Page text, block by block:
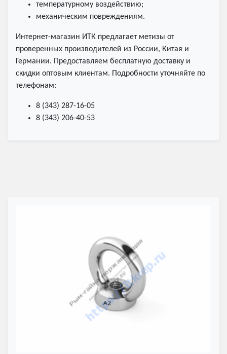
температурному воздействию;
механическим повреждениям.
Интернет-магазин ИТК предлагает метизы от
проверенных производителей из России, Китая и
Германии. Предоставляем бесплатную доставку и
скидки оптовым клиентам. Подробности уточняйте по
телефонам:
8 (343) 287-16-05
8 (343) 206-40-53